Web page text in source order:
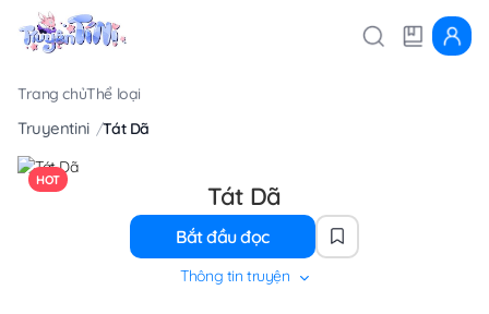
Trang chủThể loại
Truyentini Tát Dã
HOT
Tát Dã
Bắt đầu đọc
Thông tin truyện